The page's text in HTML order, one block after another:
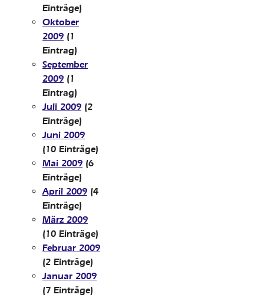
Einträge)
Oktober
2009 (1
Eintrag)
September
2009 (1
Eintrag)
Juli 2009 (2
Einträge)
Juni 2009
(10 Einträge)
Mai 2009 (6
Einträge)
April 2009 (4
Einträge)
März 2009
(10 Einträge)
Februar 2009
(2 Einträge)
Januar 2009
(7 Einträge)